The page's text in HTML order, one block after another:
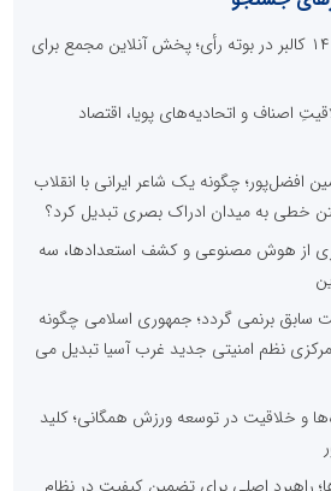
صورت‌های مالی سال ۱۴۰۴ کالبر در بوته رأی؛ پخش آنلاین مجمع برای
اصناف و اتحادیه‌های پویا، اقتصاد
افضل‌پور؛ چگونه یک شاعر ایرانی با انقلاب
خطی به میدان ادراک بصری تبدیل کرد؟
از هوش مصنوعی و کشف استعدادها، سه
سابق برنمی گردد؛ جمهوری اسلامی چگونه
مرکزی نظم امنیتی جدید غرب آسیا تبدیل می
و خلاقیت در توسعه ورزش همگانی؛ کلید